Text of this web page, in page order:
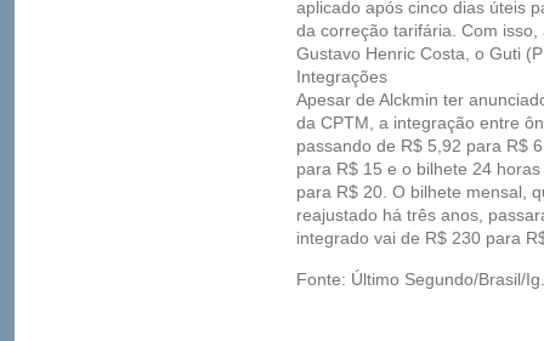
aplicado após cinco dias úteis
da correção tarifária. Com
Gustavo Henric Costa, o Guti
Integrações
Apesar de Alckmin ter
da CPTM, a integração entre
passando de R$ 5,92 para R$
para R$ 15 e o bilhete 24
para R$ 20. O bilhete mensal,
reajustado há três anos,
integrado vai de R$ 230 para
Fonte: Último Segundo/Brasil/